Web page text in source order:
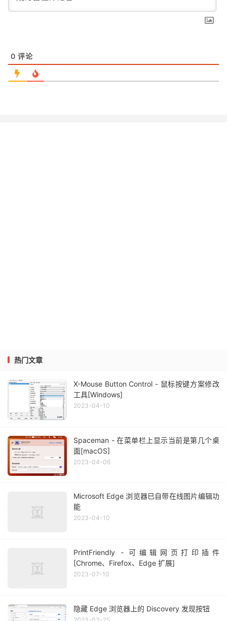
0 评论
热门文章
X-Mouse Button Control - 鼠标按键方案修改
工具[Windows]
2023-04-10
Spaceman - 在菜单栏上显示当前是第几个桌
面[macOS]
2023-04-06
Microsoft Edge 浏览器已自带在线图片编辑功
能
2023-04-10
PrintFriendly - 可编辑网页打印插件
[Chrome、Firefox、Edge 扩展]
2023-07-10
隐藏 Edge 浏览器上的 Discovery 发现按钮